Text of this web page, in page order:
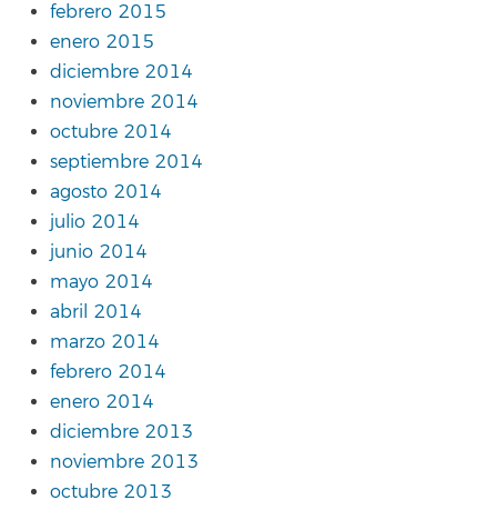
febrero 2015
enero 2015
diciembre 2014
noviembre 2014
octubre 2014
septiembre 2014
agosto 2014
julio 2014
junio 2014
mayo 2014
abril 2014
marzo 2014
febrero 2014
enero 2014
diciembre 2013
noviembre 2013
octubre 2013